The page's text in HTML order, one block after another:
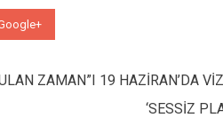
ZAMAN”I 19 HAZİRAN’DA
‘SESSİZ